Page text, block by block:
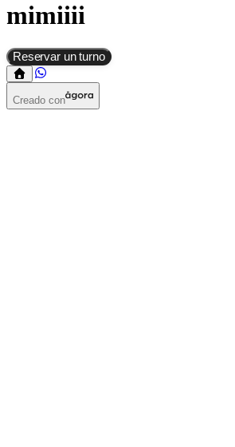
mimiiii
Reservar un turno
Creado con